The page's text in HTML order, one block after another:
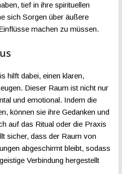
tief in ihre spirituellen
sich Sorgen über äußere
machen zu müssen.
hilft dabei, einen klaren,
Dieser Raum ist nicht nur
und emotional. Indem die
können sie ihre Gedanken und
auf das Ritual oder die Praxis
sicher, dass der Raum von
abgeschirmt bleibt, sodass
Verbindung hergestellt